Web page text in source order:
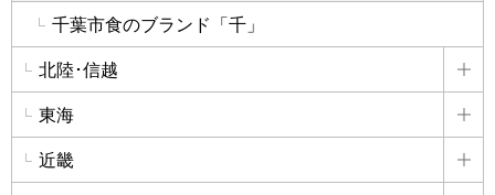
千葉市食のブランド「千」
北陸･信越
詳
東海
詳
近畿
詳